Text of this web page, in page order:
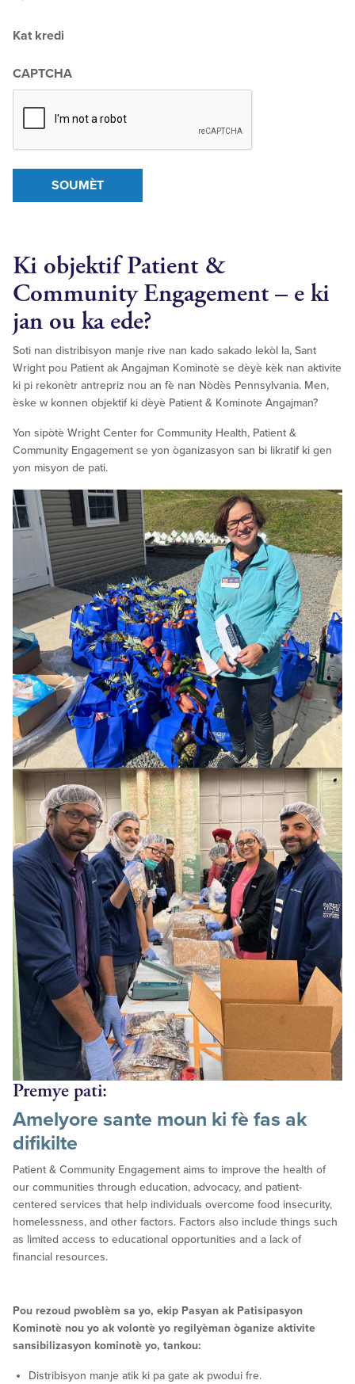
Kat kredi
CAPTCHA
SOUMÈT
Ki objektif Patient &
Community Engagement – e ki
jan ou ka ede?
Soti nan distribisyon manje rive nan kado sakado lekòl la, Sant
Wright pou Patient ak Angajman Kominotè se dèyè kèk nan aktivite
ki pi rekonètr antrepriz nou an fè nan Nòdès Pennsylvania. Men,
èske w konnen objektif ki dèyè Patient & Kominote Angajman?
Yon sipòtè Wright Center for Community Health, Patient &
Community Engagement se yon òganizasyon san bi likratif ki gen
yon misyon de pati.
Premye pati:
Amelyore sante moun ki fè fas ak
difikilte
Patient & Community Engagement aims to improve the health of
our communities through education, advocacy, and patient-
centered services that help individuals overcome food insecurity,
homelessness, and other factors. Factors also include things such
as limited access to educational opportunities and a lack of
financial resources.
Pou rezoud pwoblèm sa yo, ekip Pasyan ak Patisipasyon
Kominotè nou yo ak volontè yo regilyèman òganize aktivite
sansibilizasyon kominotè yo, tankou:
Distribisyon manje atik ki pa gate ak pwodui fre.